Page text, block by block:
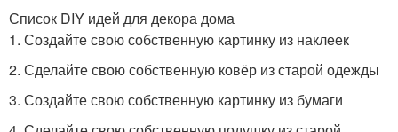
Список DIY идей для декора дома
1. Создайте свою собственную картинку из наклеек
2. Сделайте свою собственную ковёр из старой одежды
3. Создайте свою собственную картинку из бумаги